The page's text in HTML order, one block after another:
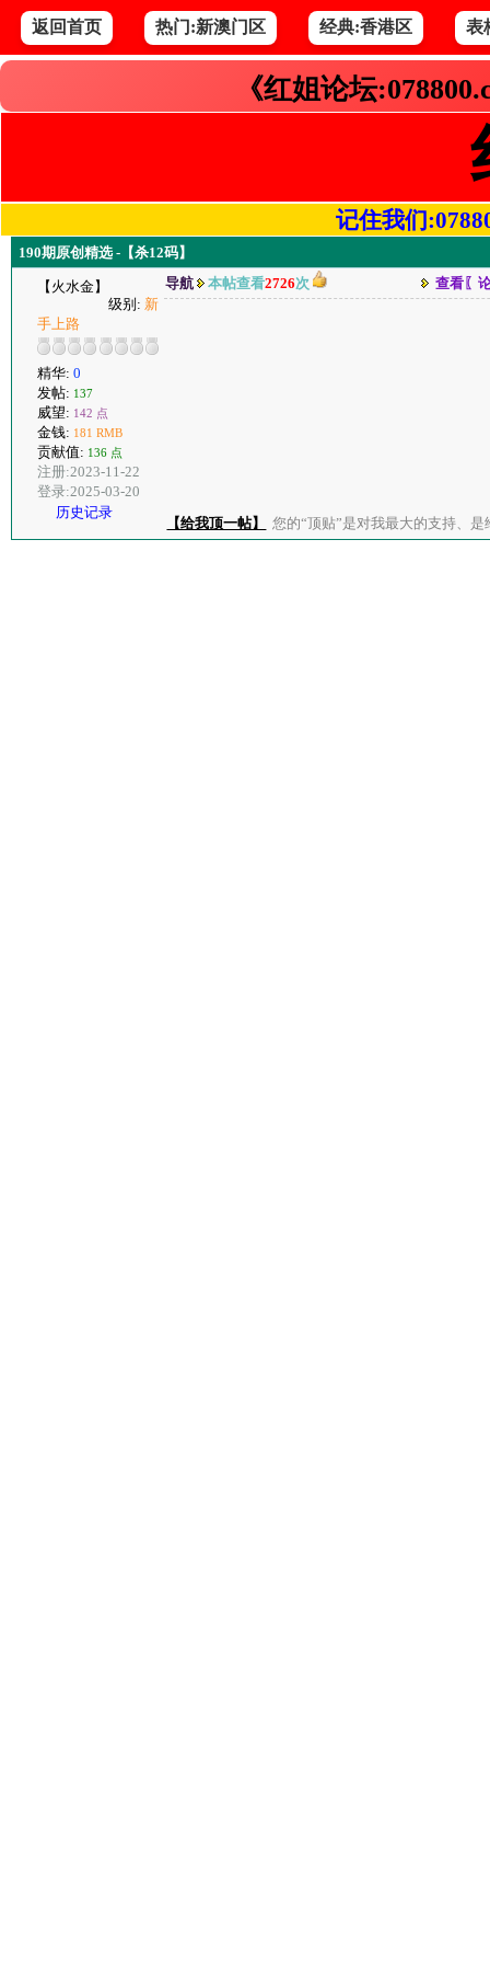
返回首页 热门:新澳门区 经典:香港区 表
《红姐论坛
记住我们
190期原创精选 -【杀12码】
【火水金】
级别: 新
手上路
精华: 0
发帖: 137
威望: 142 点
金钱: 181 RMB
贡献值: 136 点
注册:2023-11-22
登录:2025-03-20
历史记录
导航 本帖查看2726次 查看〖
【给我顶一帖】 您的“顶贴”是对我最大的支持、